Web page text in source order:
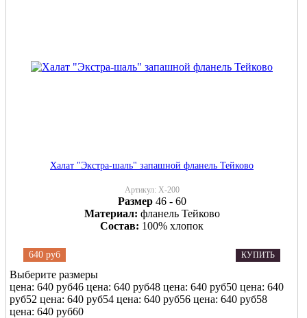
Халат "Экстра-шаль" запашной фланель Тейково
Артикул: Х-200
Размер 46 - 60
Материал: фланель Тейково
Состав: 100% хлопок
640 руб КУПИТЬ
Выберите размеры
цена: 640 руб46 цена: 640 руб48 цена: 640 руб50 цена: 640
руб52 цена: 640 руб54 цена: 640 руб56 цена: 640 руб58
цена: 640 руб60